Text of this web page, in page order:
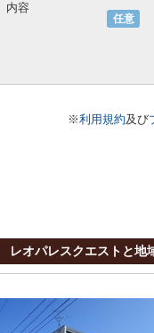
任意
内容
※利用規約及び
レオパレスクエストと地